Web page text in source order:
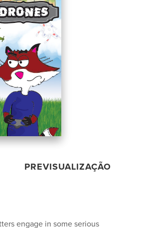
PREVISUALIZAÇÃO
engage in some serious